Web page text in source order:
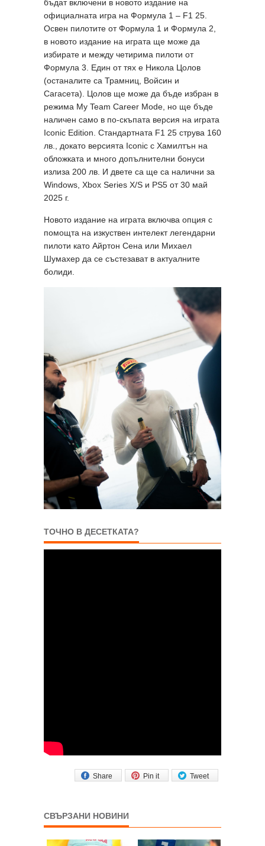
бъдат включени в новото издание на
официалната игра на Формула 1 – F1 25.
Освен пилотите от Формула 1 и Формула 2,
в новото издание на играта ще може да
избирате и между четирима пилоти от
Формула 3. Един от тях е Никола Цолов
(останалите са Трамниц, Войсин и
Сагасета). Цолов ще може да бъде избран в
режима My Team Career Mode, но ще бъде
наличен само в по-скъпата версия на играта
Iconic Edition. Стандартната F1 25 струва 160
лв., докато версията Iconic с Хамилтън на
обложката и много допълнителни бонуси
излиза 200 лв. И двете са ще са налични за
Windows, Xbox Series X/S и PS5 от 30 май
2025 г.
Новото издание на играта включва опция с
помощта на изкуствен интелект легендарни
пилоти като Айртон Сена или Михаел
Шумахер да се състезават в актуалните
болиди.
ТОЧНО В ДЕСЕТКАТА?
Tweet
Pin it
Share
СВЪРЗАНИ НОВИНИ